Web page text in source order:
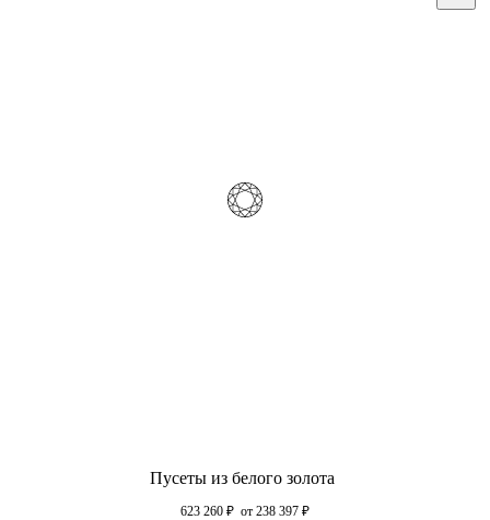
Пусеты из белого золота
623 260 ₽ от 238 397 ₽